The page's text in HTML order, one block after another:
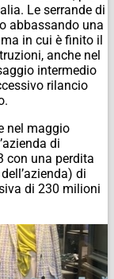
Le serrande di
abbassando una
in cui è finito il
anche nel
intermedio
rilancio
nel maggio
di
con una perdita
di
di 230 milioni